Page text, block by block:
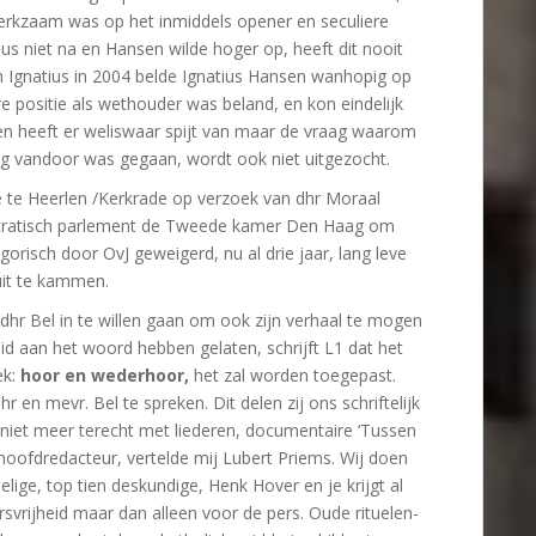
was op het inmiddels opener en seculiere
niet na en Hansen wilde hoger op, heeft dit nooit
in 2004 belde Ignatius Hansen wanhopig op
positie als wethouder was beland, en kon eindelijk
heeft er weliswaar spijt van maar de vraag waarom
vandoor was gegaan, wordt ook niet uitgezocht.
Heerlen /Kerkrade op verzoek van dhr Moraal
parlement de Tweede kamer Den Haag om
door OvJ geweigerd, nu al drie jaar, lang leve
te kammen.
Bel in te willen gaan om ook zijn verhaal te mogen
aan het woord hebben gelaten, schrijft L1 dat het
hoor en wederhoor, het zal worden toegepast.
en mevr. Bel te spreken. Dit delen zij ons schriftelijk
meer terecht met liederen, documentaire ‘Tussen
vertelde mij Lubert Priems. Wij doen
top tien deskundige, Henk Hover en je krijgt al
maar dan alleen voor de pers. Oude rituelen-